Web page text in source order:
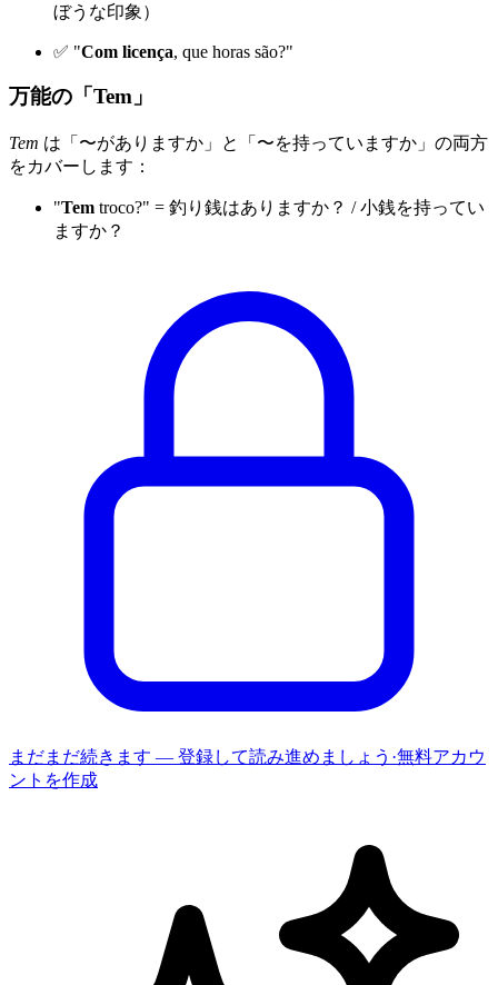
ぼうな印象）
✅ "Com licença, que horas são?"
万能の「Tem」
Tem は「〜がありますか」と「〜を持っていますか」の両方
をカバーします：
"Tem troco?" = 釣り銭はありますか？ / 小銭を持ってい
ますか？
まだまだ続きます — 登録して読み進めましょう ·無料アカウ
ントを作成